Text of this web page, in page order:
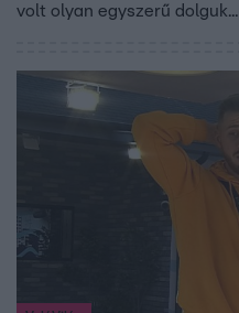
volt olyan egyszerű dolguk...